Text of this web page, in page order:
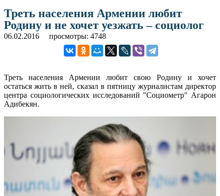
Треть населения Армении любит
Родину и не хочет уезжать – социолог
06.02.2016 просмотры: 4748
Треть населения Армении любит свою Родину и хочет
остаться жить в ней, сказал в пятницу журналистам директор
центра социологических исследований "Социометр" Агарон
Адибекян.